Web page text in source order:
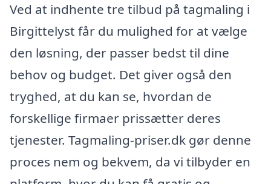
Ved at indhente tre tilbud på tagmaling i
Birgittelyst får du mulighed for at vælge
den løsning, der passer bedst til dine
behov og budget. Det giver også den
tryghed, at du kan se, hvordan de
forskellige firmaer prissætter deres
tjenester. Tagmaling-priser.dk gør denne
proces nem og bekvem, da vi tilbyder en